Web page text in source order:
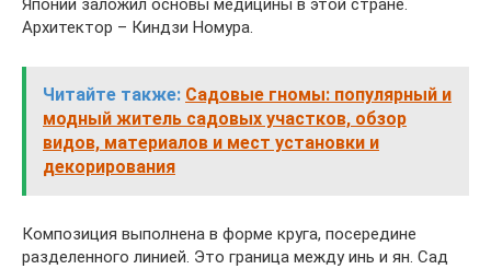
Японии заложил основы медицины в этой стране.
Архитектор – Киндзи Номура.
Читайте также: Садовые гномы: популярный и
модный житель садовых участков, обзор
видов, материалов и мест установки и
декорирования
Композиция выполнена в форме круга, посередине
разделенного линией. Это граница между инь и ян. Сад